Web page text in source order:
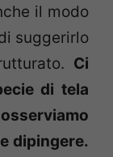
il modo
suggerirlo
Ci
di tela
dipingere.